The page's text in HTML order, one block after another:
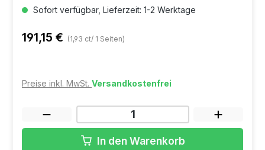
Sofort verfügbar, Lieferzeit: 1-2 Werktage
191,15 € (1,93 ct/ 1 Seiten)
Preise inkl. MwSt. Versandkostenfrei
In den Warenkorb